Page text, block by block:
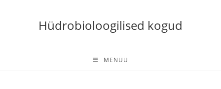
Hüdrobioloogilised kogud
MENÜÜ